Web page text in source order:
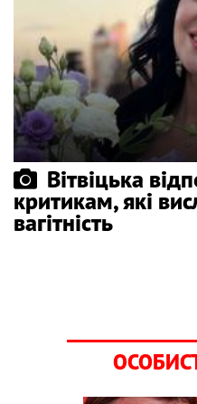
Вітвіцька
критикам, які
вагітність